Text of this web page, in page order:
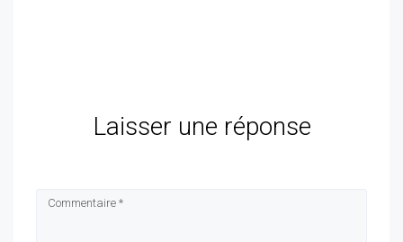
Laisser une réponse